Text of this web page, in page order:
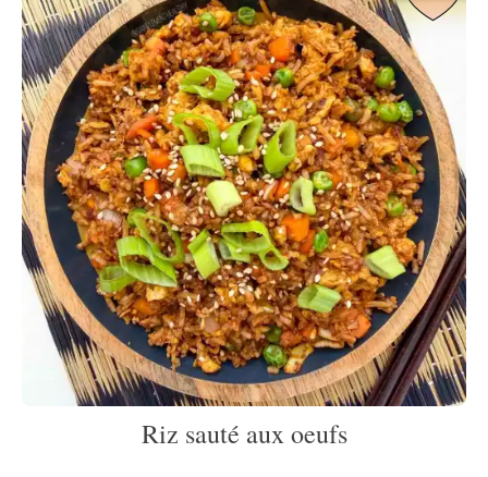
Riz sauté aux oeufs